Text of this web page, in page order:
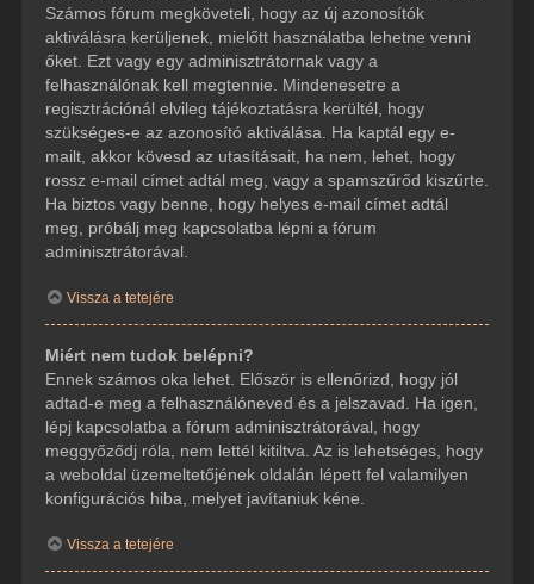
Számos fórum megköveteli, hogy az új azonosítók
aktiválásra kerüljenek, mielőtt használatba lehetne venni
őket. Ezt vagy egy adminisztrátornak vagy a
felhasználónak kell megtennie. Mindenesetre a
regisztrációnál elvileg tájékoztatásra kerültél, hogy
szükséges-e az azonosító aktiválása. Ha kaptál egy e-
mailt, akkor kövesd az utasításait, ha nem, lehet, hogy
rossz e-mail címet adtál meg, vagy a spamszűrőd kiszűrte.
Ha biztos vagy benne, hogy helyes e-mail címet adtál
meg, próbálj meg kapcsolatba lépni a fórum
adminisztrátorával.
Vissza a tetejére
Miért nem tudok belépni?
Ennek számos oka lehet. Először is ellenőrizd, hogy jól
adtad-e meg a felhasználóneved és a jelszavad. Ha igen,
lépj kapcsolatba a fórum adminisztrátorával, hogy
meggyőződj róla, nem lettél kitiltva. Az is lehetséges, hogy
a weboldal üzemeltetőjének oldalán lépett fel valamilyen
konfigurációs hiba, melyet javítaniuk kéne.
Vissza a tetejére